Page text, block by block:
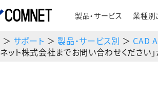
製品・サービス 業種別
＞ サポート ＞ 製品・サービス別 ＞ CAD
ット株式会社までお問い合わせください｣